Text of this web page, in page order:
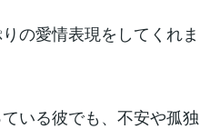
の愛情表現をしてくれま
いる彼でも、不安や孤独